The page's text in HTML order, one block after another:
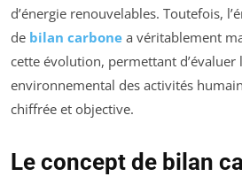
d’énergie renouvelables. Toutefois,
de bilan carbone a véritablement
cette évolution, permettant d’évaluer
environnemental des activités
chiffrée et objective.
Le concept de bilan